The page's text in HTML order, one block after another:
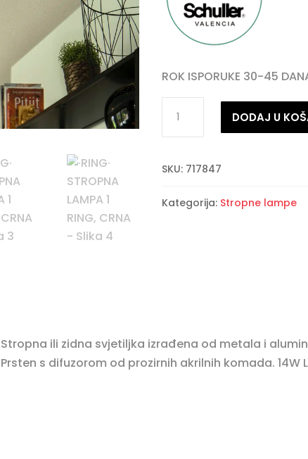
ROK ISPORUKE 30-45
STROPNA
1
CRNA
DODAJ U
SKU: 717847
Kategorija: Stropne lampe
Stropna ili zidna svjetiljka izrađena od metala i
Prsten s difuzorom od prozirnih akrilnih komada. 14W